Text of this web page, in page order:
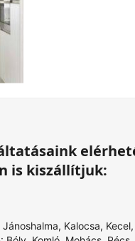
is kiszállítjuk:
Jánoshalma, Kalocsa, Kecel,